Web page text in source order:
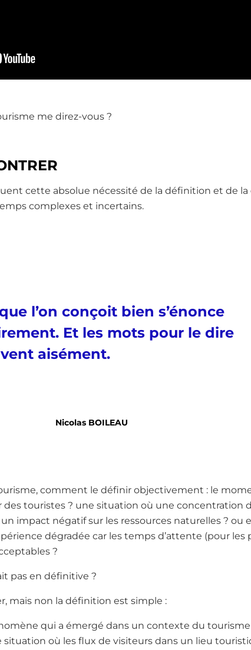
me direz-vous ?
cette absolue nécessité de la définition et de
complexes et incertains.
l’on conçoit bien s’énonce
Et les mots pour le dire
aisément.
Nicolas BOILEAU
comment le définir objectivement : le
des touristes ? une situation où une concentration
impact négatif sur les ressources naturelles ? ou
dégradée car les temps d’attente (pour les
?
pas en définitive ?
mais non la définition est simple :
qui a émergé dans un contexte du
situation où les flux de visiteurs dans un lieu